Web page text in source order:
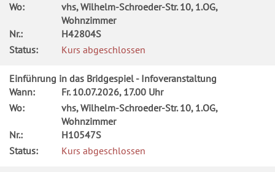
Wo:
vhs, Wilhelm-Schroeder-Str. 10, 1.OG,
Wohnzimmer
Nr.:
H42804S
Status:
Kurs abgeschlossen
Einführung in das Bridgespiel - Infoveranstaltung
Wann:
Fr.10.07.2026, 17.00 Uhr
Wo:
vhs, Wilhelm-Schroeder-Str. 10, 1.OG,
Wohnzimmer
Nr.:
H10547S
Status:
Kurs abgeschlossen